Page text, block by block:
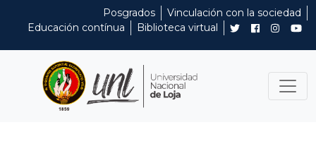
Posgrados
Vinculación con la sociedad
Educación contínua
Biblioteca virtual